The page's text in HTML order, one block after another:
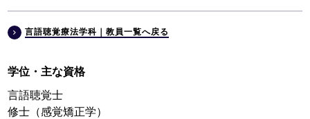
言語聴覚療法学科｜教員一覧へ戻る
学位・主な資格
言語聴覚士
修士（感覚矯正学）